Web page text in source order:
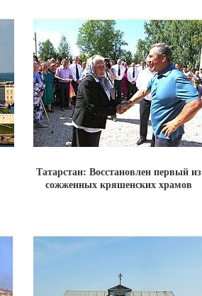
Татарстан: Восстановлен первый из
сожженных кряшенских храмов